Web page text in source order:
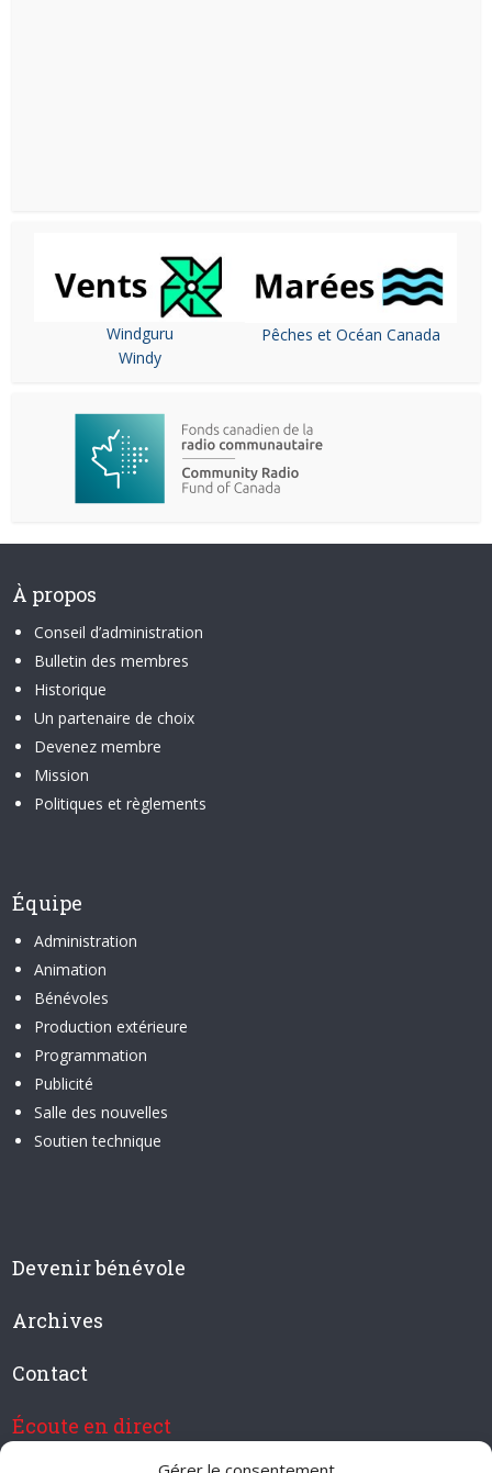
Windguru
Windy
Pêches et Océan Canada
À propos
Conseil d’administration
Bulletin des membres
Historique
Un partenaire de choix
Devenez membre
Mission
Politiques et règlements
Équipe
Administration
Animation
Bénévoles
Production extérieure
Programmation
Publicité
Salle des nouvelles
Soutien technique
Devenir bénévole
Archives
Contact
Écoute en direct